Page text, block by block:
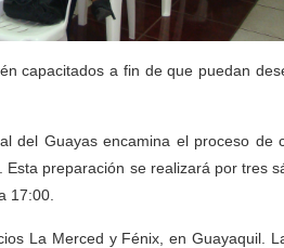
capacitados a fin de que puedan
del Guayas encamina el proceso de
Esta preparación se realizará por tres
17:00.
La Merced y Fénix, en Guayaquil.